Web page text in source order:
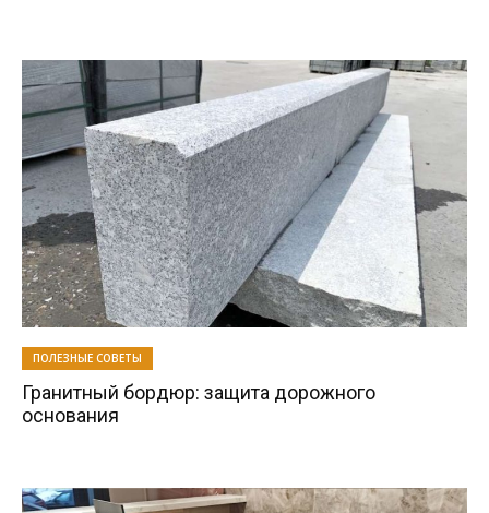
ПОЛЕЗНЫЕ СОВЕТЫ
Гранитный бордюр: защита дорожного
основания